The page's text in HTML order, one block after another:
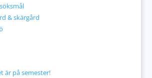
& skärgård
är på semester!